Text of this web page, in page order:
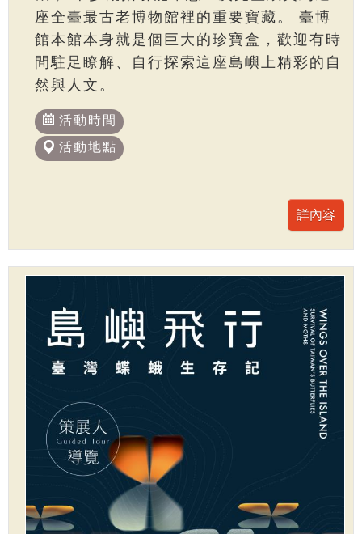
座全臺最古老博物館裡的重要寶藏。 臺博
館本館本身就是個巨大的珍寶盒，歡迎有時
間駐足瞭解、自行探索這座島嶼上精彩的自
然與人文。
活動時間
活動地點